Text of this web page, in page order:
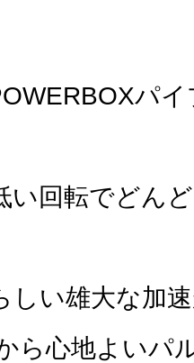
パ
い回転でどん
しい雄大な加
ら心地よいパ